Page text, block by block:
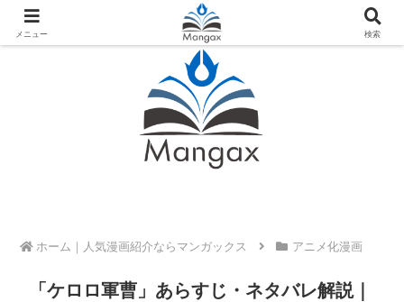
人気おすすめ漫画紹介ならMangax（マンガックス）
ホーム アニメ化漫画
「ケロロ軍曹」あらすじ・ネタバレ解説｜
メニュー 検索